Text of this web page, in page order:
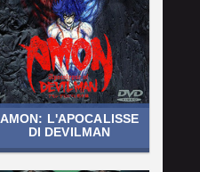
AMON: L'APOCALISSE
DI DEVILMAN